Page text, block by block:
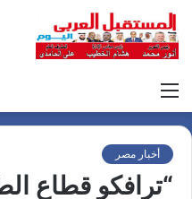
أخبار مصر
“ترافكو قطاع